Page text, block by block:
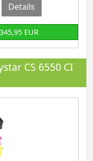
Details
EUR
CS 6550 CI